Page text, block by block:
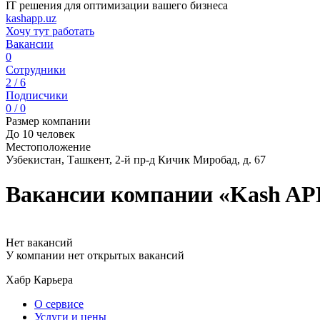
IT решения для оптимизации вашего бизнеса
kashapp.uz
Хочу тут работать
Вакансии
0
Сотрудники
2 / 6
Подписчики
0 / 0
Размер компании
До 10 человек
Местоположение
Узбекистан, Ташкент, 2-й пр-д Кичик Миробад, д. 67
Вакансии компании «Kash
Нет вакансий
У компании нет открытых вакансий
Хабр Карьера
О сервисе
Услуги и цены